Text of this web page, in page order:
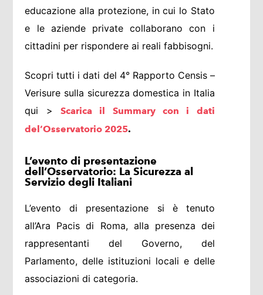
educazione alla protezione, in cui lo Stato
e le aziende private collaborano con i
cittadini per rispondere ai reali fabbisogni.
Scopri tutti i dati del 4° Rapporto Censis –
Verisure sulla sicurezza domestica in Italia
qui >Scarica il Summary con i dati
del’Osservatorio 2025.
L’evento di presentazione
dell’Osservatorio: La Sicurezza al
Servizio degli Italiani
L’evento di presentazione si è tenuto
all’Ara Pacis di Roma, alla presenza dei
rappresentanti del Governo, del
Parlamento, delle istituzioni locali e delle
associazioni di categoria.